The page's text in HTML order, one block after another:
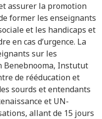
assurer la promotion
former les enseignants
et les handicaps et
en cas d’urgence. La
sur les
Benebnooma, Instutut
de rééducation et
sourds et entendants
et UN-
allant de 15 jours